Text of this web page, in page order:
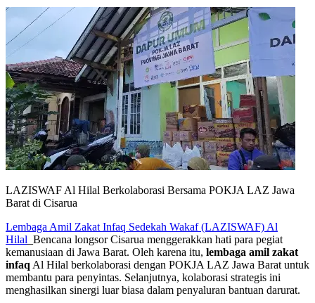
LAZISWAF Al Hilal Berkolaborasi Bersama POKJA LAZ Jawa
Barat di Cisarua
Lembaga Amil Zakat Infaq Sedekah Wakaf (LAZISWAF) Al
Hilal _Bencana longsor Cisarua menggerakkan hati para pegiat
kemanusiaan di Jawa Barat. Oleh karena itu, lembaga amil zakat
infaq Al Hilal berkolaborasi dengan POKJA LAZ Jawa Barat untuk
membantu para penyintas. Selanjutnya, kolaborasi strategis ini
menghasilkan sinergi luar biasa dalam penyaluran bantuan darurat.